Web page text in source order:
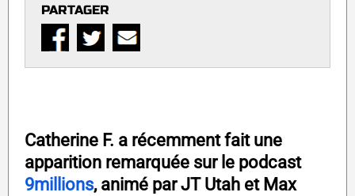
PARTAGER
Catherine F. a récemment fait une
apparition remarquée sur le podcast
9millions, animé par JT Utah et Max